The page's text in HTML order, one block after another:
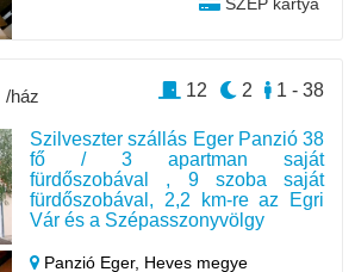
Szilveszter szállás Eger Panzió 38
fő / 3 apartman saját
fürdőszobával , 9 szoba saját
fürdőszobával, 2,2 km-re az Egri
Vár és a Szépasszonyvölgy
Panzió Eger, Heves megye
/ház 1 - 38
2
12